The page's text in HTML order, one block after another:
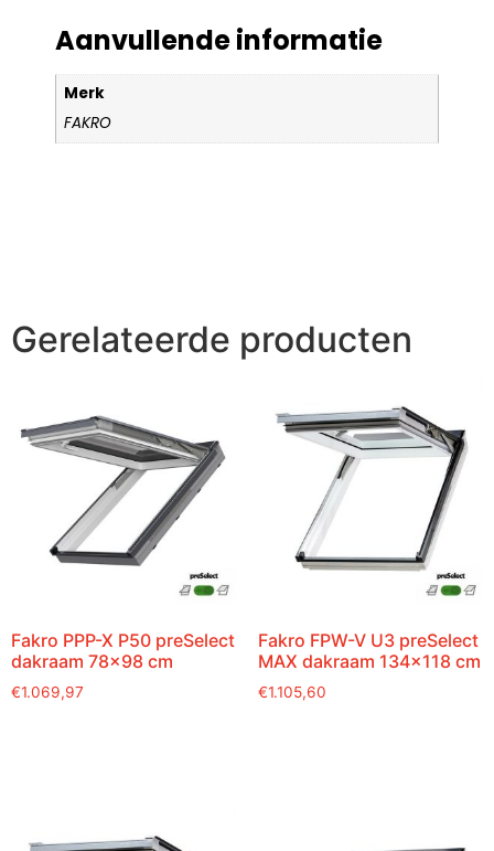
Aanvullende informatie
Merk
FAKRO
Gerelateerde producten
Fakro PPP-X P50 preSelect
dakraam 78×98 cm
€1.069,97
Fakro FPW-V U3 preSelect
MAX dakraam 134×118 cm
€1.105,60